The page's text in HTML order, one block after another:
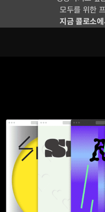
모두를 위한
지금 콜로소
인터랙티브
프로세스를